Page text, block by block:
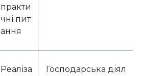
практи
чні пит
ання
Реаліза
Господарська діял